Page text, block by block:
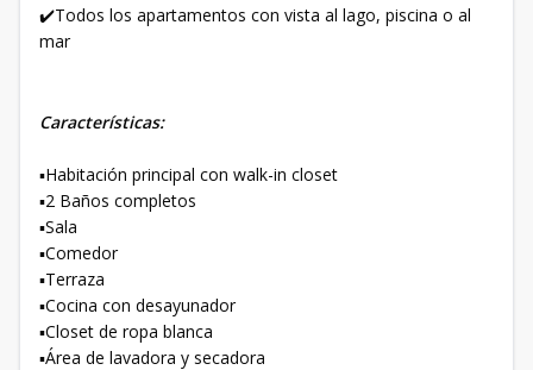
✔️Todos los apartamentos con vista al lago, piscina o al
mar
Características:
▪️Habitación principal con walk-in closet
▪️2 Baños completos
▪️Sala
▪️Comedor
▪️Terraza
▪️Cocina con desayunador
▪️Closet de ropa blanca
▪️Área de lavadora y secadora